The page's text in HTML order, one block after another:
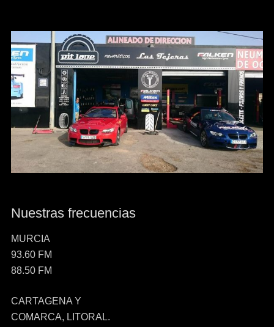
Nuestras frecuencias
MURCIA
93.60 FM
88.50 FM
CARTAGENA Y
COMARCA, LITORAL.